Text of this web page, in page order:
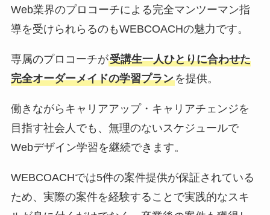
Web業界のプロコーチによる完全マンツーマン指
導を受けられらるのもWEBCOACHの魅力です。
専属のプロコーチが受講生一人ひとりに合わせた
完全オーダーメイドの学習プランを提供。
働きながらキャリアアップ・キャリアチェンジを
目指す社会人でも、無理のないスケジュールで
Webデザイン学習を継続できます。
WEBCOACHでは5件の案件提供が保証されている
ため、実際の案件を経験することで実践的なスキ